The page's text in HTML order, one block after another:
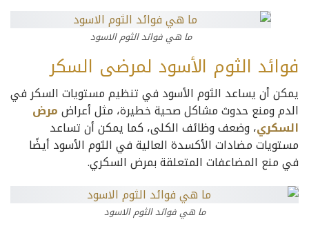
ما هي فوائد الثوم الاسود
فوائد الثوم الأسود لمرضى السكر
يمكن أن يساعد الثوم الأسود في تنظيم مستويات السكر في
الدم ومنع حدوث مشاكل صحية خطيرة، مثل أعراضمرض
السكري، وضعف وظائف الكلى، كما يمكن أن تساعد
مستويات مضادات الأكسدة العالية في الثوم الأسود أيضًا
في منع المضاعفات المتعلقة بمرض السكري.
ما هي فوائد الثوم الاسود